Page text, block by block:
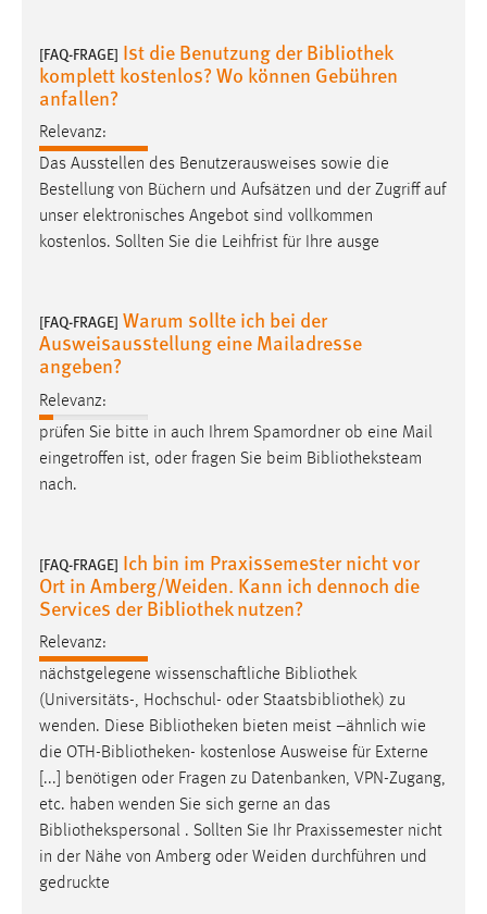
[FAQ-FRAGE] Ist die Benutzung der Bibliothek
komplett kostenlos? Wo können Gebühren
anfallen?
Relevanz:
Das Ausstellen des Benutzerausweises sowie die
Bestellung von Büchern und Aufsätzen und der Zugriff auf
unser elektronisches Angebot sind vollkommen
kostenlos. Sollten Sie die Leihfrist für Ihre ausge
[FAQ-FRAGE] Warum sollte ich bei der
Ausweisausstellung eine Mailadresse
angeben?
Relevanz:
prüfen Sie bitte in auch Ihrem Spamordner ob eine Mail
eingetroffen ist, oder fragen Sie beim Bibliotheksteam
nach.
[FAQ-FRAGE] Ich bin im Praxissemester nicht vor
Ort in Amberg/Weiden. Kann ich dennoch die
Services der Bibliothek nutzen?
Relevanz:
nächstgelegene wissenschaftliche Bibliothek
(Universitäts-, Hochschul- oder Staatsbibliothek) zu
wenden. Diese Bibliotheken bieten meist –ähnlich wie
die OTH-Bibliotheken- kostenlose Ausweise für Externe
[...] benötigen oder Fragen zu Datenbanken, VPN-Zugang,
etc. haben wenden Sie sich gerne an das
Bibliothekspersonal . Sollten Sie Ihr Praxissemester nicht
in der Nähe von Amberg oder Weiden durchführen und
gedruckte